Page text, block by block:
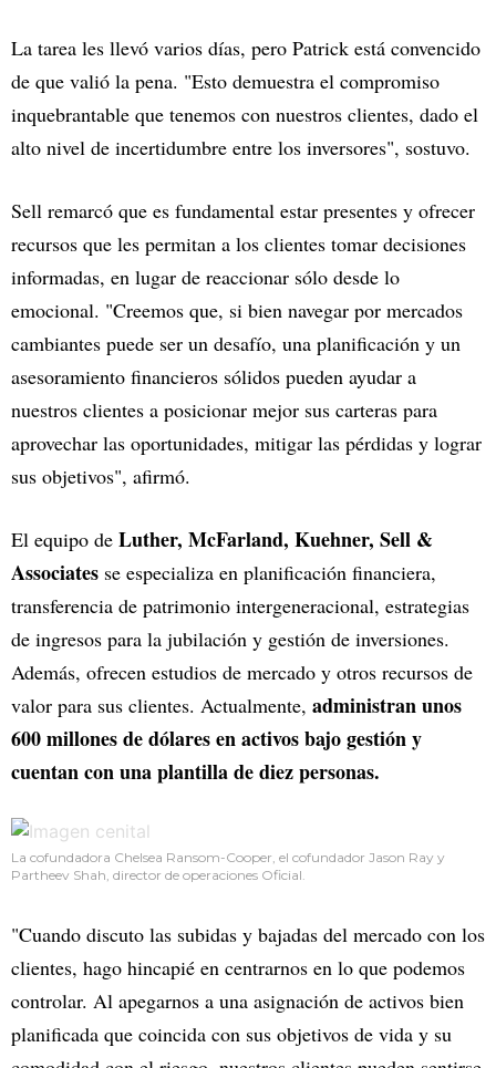
La tarea les llevó varios días, pero Patrick está convencido
de que valió la pena. "Esto demuestra el compromiso
inquebrantable que tenemos con nuestros clientes, dado el
alto nivel de incertidumbre entre los inversores", sostuvo.
Sell remarcó que es fundamental estar presentes y ofrecer
recursos que les permitan a los clientes tomar decisiones
informadas, en lugar de reaccionar sólo desde lo
emocional. "Creemos que, si bien navegar por mercados
cambiantes puede ser un desafío, una planificación y un
asesoramiento financieros sólidos pueden ayudar a
nuestros clientes a posicionar mejor sus carteras para
aprovechar las oportunidades, mitigar las pérdidas y lograr
sus objetivos", afirmó.
El equipo de Luther, McFarland, Kuehner, Sell &
Associates se especializa en planificación financiera,
transferencia de patrimonio intergeneracional, estrategias
de ingresos para la jubilación y gestión de inversiones.
Además, ofrecen estudios de mercado y otros recursos de
valor para sus clientes. Actualmente, administran unos
600 millones de dólares en activos bajo gestión y
cuentan con una plantilla de diez personas.
La cofundadora Chelsea Ransom-Cooper, el cofundador Jason Ray y
Partheev Shah, director de operaciones Oficial.
"Cuando discuto las subidas y bajadas del mercado con los
clientes, hago hincapié en centrarnos en lo que podemos
controlar. Al apegarnos a una asignación de activos bien
planificada que coincida con sus objetivos de vida y su